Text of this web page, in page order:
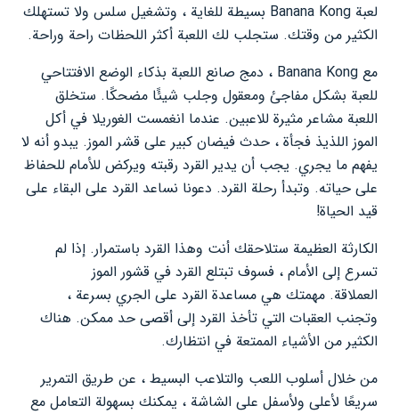
لعبة Banana Kong بسيطة للغاية ، وتشغيل سلس ولا تستهلك
الكثير من وقتك. ستجلب لك اللعبة أكثر اللحظات راحة وراحة.
مع Banana Kong ، دمج صانع اللعبة بذكاء الوضع الافتتاحي
للعبة بشكل مفاجئ ومعقول وجلب شيئًا مضحكًا. ستخلق
اللعبة مشاعر مثيرة للاعبين. عندما انغمست الغوريلا في أكل
الموز اللذيذ فجأة ، حدث فيضان كبير على قشر الموز. يبدو أنه لا
يفهم ما يجري. يجب أن يدير القرد رقبته ويركض للأمام للحفاظ
على حياته. وتبدأ رحلة القرد. دعونا نساعد القرد على البقاء على
قيد الحياة!
الكارثة العظيمة ستلاحقك أنت وهذا القرد باستمرار. إذا لم
تسرع إلى الأمام ، فسوف تبتلع القرد في قشور الموز
العملاقة. مهمتك هي مساعدة القرد على الجري بسرعة ،
وتجنب العقبات التي تأخذ القرد إلى أقصى حد ممكن. هناك
الكثير من الأشياء الممتعة في انتظارك.
من خلال أسلوب اللعب والتلاعب البسيط ، عن طريق التمرير
سريعًا لأعلى ولأسفل على الشاشة ، يمكنك بسهولة التعامل مع